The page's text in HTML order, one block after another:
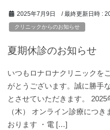
2025年7月9日 / 最終更新日時 :
クリニックからのお知らせ
夏期休診のお知らせ
いつもロナロナクリニックを
がとうございます。誠に勝手
とさせていただきます。
（木） オンライン診療につ
おります ・電 […]